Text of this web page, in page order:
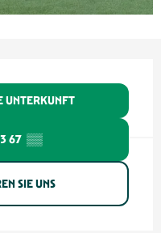
UNTERKUNFT
67 ▒▒
SIE UNS